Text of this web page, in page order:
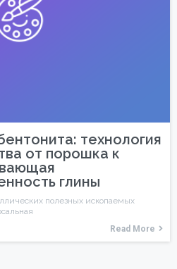
технология
от порошка к
глины
полезных ископаемых
Read More